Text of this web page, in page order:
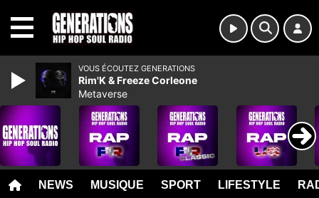
NEWS MUSIQUE SPORT LIFESTYLE
VOUS ÉCOUTEZ GENERATIONS
Rim'K & Freeze Corleone
Metaverse